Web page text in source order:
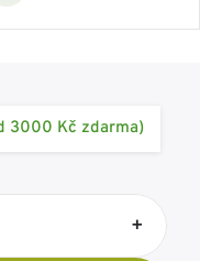
3000 Kč zdarma)
+